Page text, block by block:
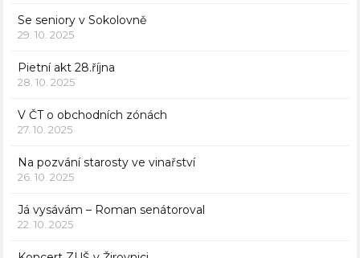
Se seniory v Sokolovně
29. 10. 2025
Pietní akt 28.října
28. 10. 2025
V ČT o obchodních zónách
27. 10. 2025
Na pozvání starosty ve vinařství
26. 10. 2025
Já vysávám – Roman senátoroval
22. 10. 2025